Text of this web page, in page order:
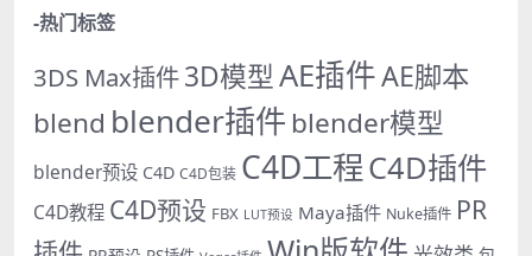
-热门标签
3DS Max插件3D模型AE插件AE脚本
blend blender插件 blender模型
blender预设 C4D C4D包装 C4D工程C4D插件
C4D教程 C4D预设 FBX LUT预设 Maya插件 Nuke插件 PR